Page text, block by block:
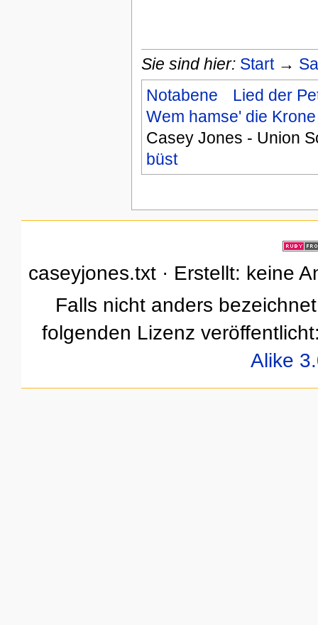
Sie sind hier: Start→
Notabene
Lied der
Wem hamse' die
Casey Jones - Union
büst
caseyjones.txt · Erstellt: keine
Falls nicht anders
folgenden Lizenz
Alike